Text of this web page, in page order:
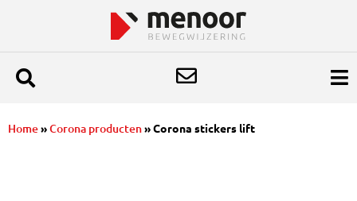
Home»Corona producten»Corona stickers lift